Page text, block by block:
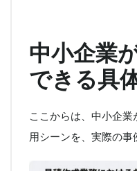
中小企業
できる具
ここからは、中小企
用シーンを、実際の事